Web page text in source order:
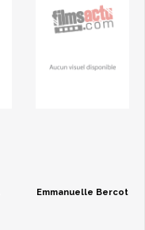
Emmanuelle Bercot